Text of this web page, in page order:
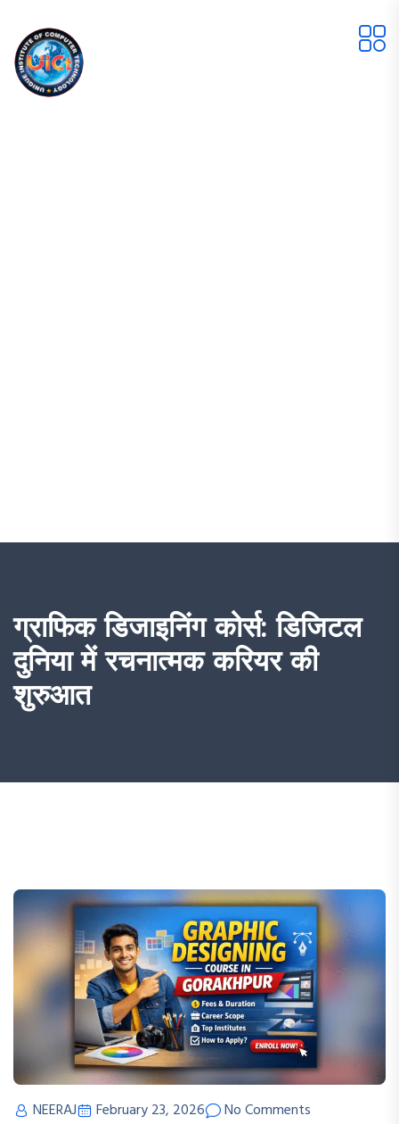
ग्राफिक डिजाइनिंग कोर्स: डिजिटल
दुनिया में रचनात्मक करियर की
शुरुआत
NEERAJ February 23, 2026
No Comments